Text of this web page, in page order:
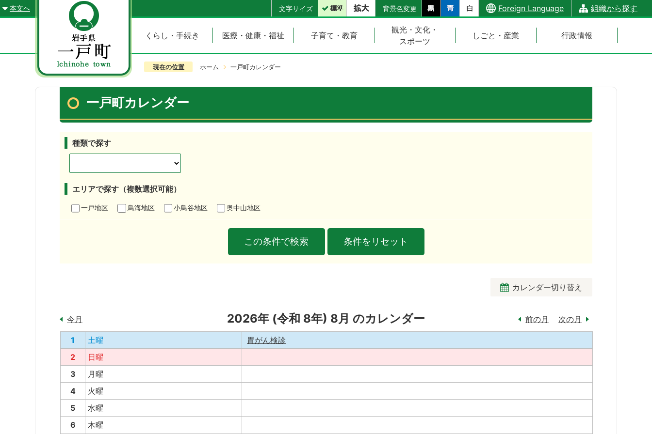
本文へ 文字サイズ 背景色変更 Foreign Language 組織から探す
くらし・手続き 医療・健康・福祉 子育て・教育
観光・文化・
スポーツ
しごと・産業 行政情報
現在の位置 ホーム 一戸町カレンダー
一戸町カレンダー
種類で探す
エリアで探す（複数選択可能）
一戸地区 鳥海地区 小鳥谷地区 奥中山地区
カレンダー切り替え
今月 2026年 (令和 8年) 8月 のカレンダー 前の月 次の月
1 土曜
胃がん検診
2
日曜
3
月曜
4
火曜
5
水曜
6
木曜